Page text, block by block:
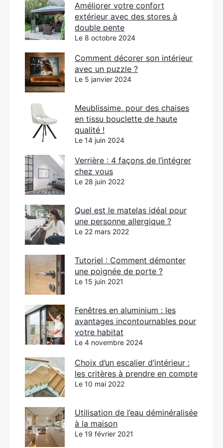
Améliorer votre confort
extérieur avec des stores à
double pente
Le 8 octobre 2024
Comment décorer son intérieur
avec un puzzle ?
Le 5 janvier 2024
Meublissime, pour des chaises
en tissu bouclette de haute
qualité !
Le 14 juin 2024
Verrière : 4 façons de l’intégrer
chez vous
Le 28 juin 2022
Quel est le matelas idéal pour
une personne allergique ?
Le 22 mars 2022
Tutoriel : Comment démonter
une poignée de porte ?
Le 15 juin 2021
Fenêtres en aluminium : les
avantages incontournables pour
votre habitat
Le 4 novembre 2024
Choix d’un escalier d’intérieur :
les critères à prendre en compte
Le 10 mai 2022
Utilisation de l’eau déminéralisée
à la maison
Le 19 février 2021